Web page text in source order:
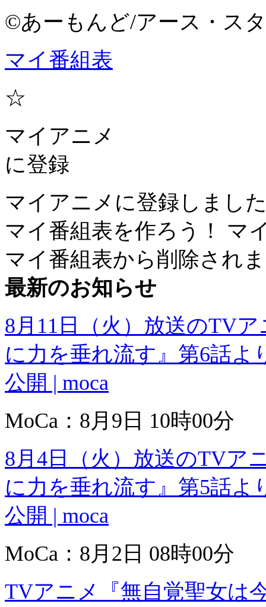
©あーもんど/アース・ス
マイ番組表
☆
マイアニメ
に登録
マイアニメに登録しまし
マイ番組表を作ろう！
マ
マイ番組表から削除され
最新のお知らせ
8月11日（火）放送のTV
に力を垂れ流す』第6話
公開 | moca
MoCa：8月9日 10時00分
8月4日（火）放送のTVア
に力を垂れ流す』第5話
公開 | moca
MoCa：8月2日 08時00分
TVアニメ『無自覚聖女は